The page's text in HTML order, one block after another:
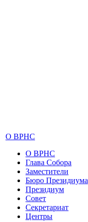
О ВРНС
О ВРНС
Глава Собора
Заместители
Бюро Президиума
Президиум
Совет
Секретариат
Центры